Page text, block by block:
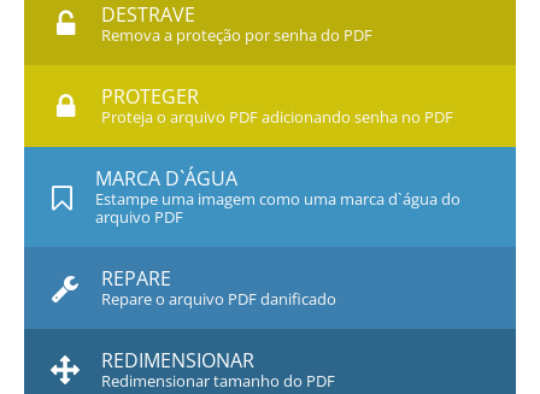
DESTRAVE
Remova a proteção por senha do PDF
PROTEGER
Proteja o arquivo PDF adicionando senha no PDF
MARCA D`ÁGUA
Estampe uma imagem como uma marca d`água do
arquivo PDF
REPARE
Repare o arquivo PDF danificado
REDIMENSIONAR
Redimensionar tamanho do PDF